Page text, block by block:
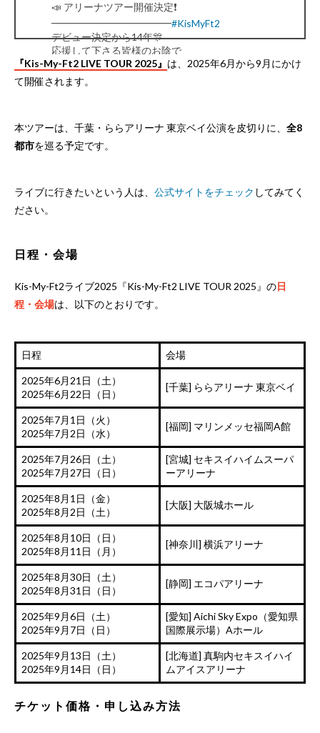
📣 アリーナツアー開催決定❗️
━━━━━━━━━━━━#KisMyFt2
デビュー決定から14年🎊
応援して下さる皆様のお陰で
キスマイの今があります💐
心からありがとうございます🙇🏻‍♂️🌈
(@KMF2_0810MENT)February 11, 2025
『Kis-My-Ft2 LIVE TOUR 2025』 は、2025年6月から9月にかけ
て開催されます。
本ツアーは、千葉・ららアリーナ 東京ベイ公演を皮切りに、 全8
都市を巡る予定です。
ライブに行きたいという人は、 公式サイトをチェック してみてく
ださい。
日程・会場
Kis-My-Ft2ライブ2025『Kis-My-Ft2 LIVE TOUR 2025』の日
程・会場は、以下のとおりです。
日程 会場
2025年6月21日（土）
2025年6月22日（日）
[千葉] ららアリーナ 東京ベイ
2025年7月1日（火）
2025年7月2日（水）
[福岡] マリンメッセ福岡A館
2025年7月26日（土）
2025年7月27日（日）
[宮城] セキスイハイムスーパ
ーアリーナ
2025年8月1日（金）
2025年8月2日（土）
[大阪] 大阪城ホール
2025年8月10日（日）
2025年8月11日（月）
[神奈川] 横浜アリーナ
2025年8月30日（土）
2025年8月31日（日）
[静岡] エコパアリーナ
2025年9月6日（土）
2025年9月7日（日）
[愛知] Aichi Sky Expo（愛知県
国際展示場）Aホール
2025年9月13日（土）
2025年9月14日（日）
[北海道] 真駒内セキスイハイ
ムアイスアリーナ
チケット価格・申し込み方法